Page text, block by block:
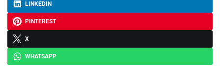
LINKEDIN
PINTEREST
X
WHATSAPP